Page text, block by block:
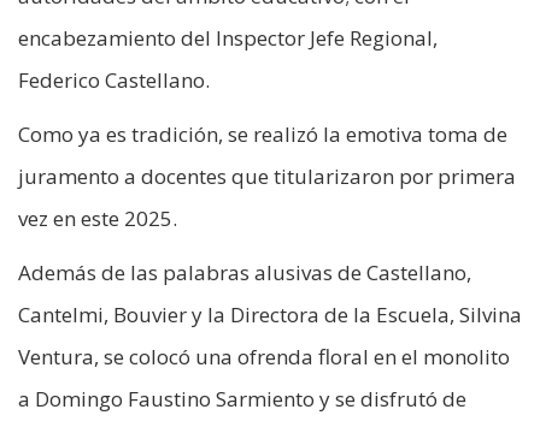
encabezamiento del Inspector Jefe Regional,
Federico Castellano.
Como ya es tradición, se realizó la emotiva toma de
juramento a docentes que titularizaron por primera
vez en este 2025.
Además de las palabras alusivas de Castellano,
Cantelmi, Bouvier y la Directora de la Escuela, Silvina
Ventura, se colocó una ofrenda floral en el monolito
a Domingo Faustino Sarmiento y se disfrutó de